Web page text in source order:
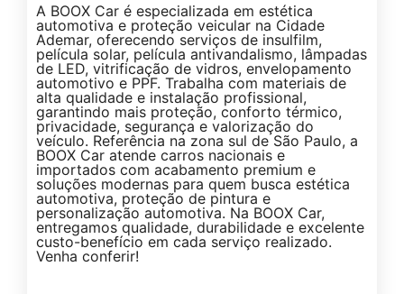
A BOOX Car é especializada em estética
automotiva e proteção veicular na Cidade
Ademar, oferecendo serviços de insulfilm,
película solar, película antivandalismo, lâmpadas
de LED, vitrificação de vidros, envelopamento
automotivo e PPF. Trabalha com materiais de
alta qualidade e instalação profissional,
garantindo mais proteção, conforto térmico,
privacidade, segurança e valorização do
veículo. Referência na zona sul de São Paulo, a
BOOX Car atende carros nacionais e
importados com acabamento premium e
soluções modernas para quem busca estética
automotiva, proteção de pintura e
personalização automotiva. Na BOOX Car,
entregamos qualidade, durabilidade e excelente
custo-benefício em cada serviço realizado.
Venha conferir!